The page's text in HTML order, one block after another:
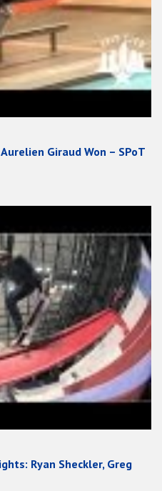
Giraud Won – SPoT
Ryan Sheckler, Greg